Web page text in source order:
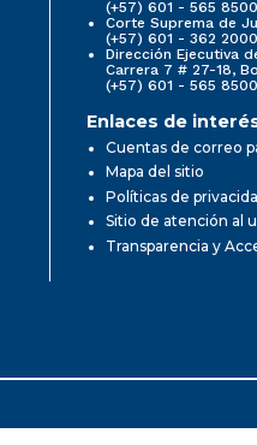
(+57) 601 - 565 8500
Corte Suprema de
(+57) 601 - 362 2000
Dirección Ejecutiva
Carrera 7 # 27-18,
(+57) 601 - 565 8500
Enlaces de
Cuentas de correo
Mapa del sitio
Políticas de
Sitio de atención al
Transparencia y